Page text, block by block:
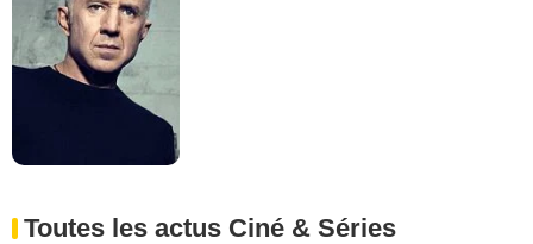
Toutes les actus Ciné & Séries